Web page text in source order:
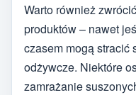
Warto również
produktów – nawet
czasem mogą stracić
odżywcze. Niektóre
zamrażanie